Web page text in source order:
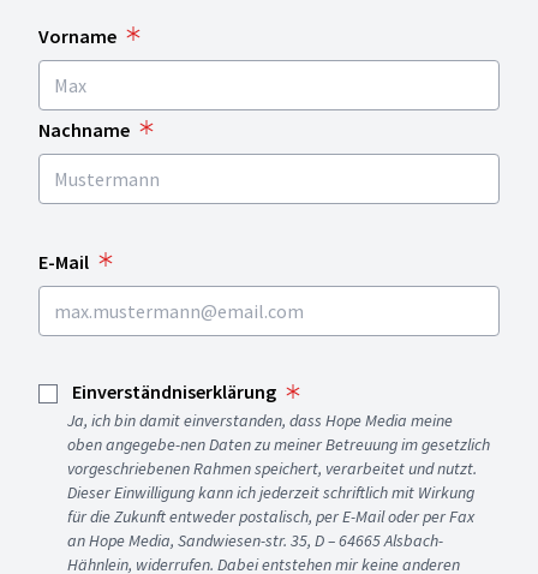
Vorname
Nachname
E-Mail
Einverständniserklärung
Ja, ich bin damit einverstanden, dass Hope Media meine
oben angegebe-nen Daten zu meiner Betreuung im gesetzlich
vorgeschriebenen Rahmen speichert, verarbeitet und nutzt.
Dieser Einwilligung kann ich jederzeit schriftlich mit Wirkung
für die Zukunft entweder postalisch, per E-Mail oder per Fax
an Hope Media, Sandwiesen-str. 35, D – 64665 Alsbach-
Hähnlein, widerrufen. Dabei entstehen mir keine anderen